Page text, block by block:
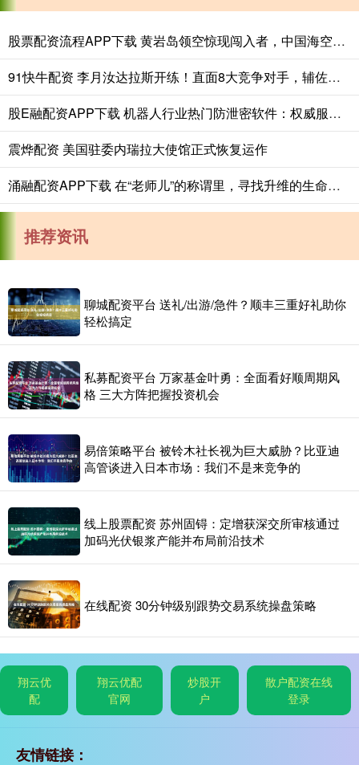
股票配资流程APP下载 黄岩岛领空惊现闯入者，中国海空兵力凌厉警告成功驱离
91快牛配资 李月汝达拉斯开练！直面8大竞争对手，辅佐两大状元冲WNBA季后赛
股E融配资APP下载 机器人行业热门防泄密软件：权威服务商怎么选
震烨配资 美国驻委内瑞拉大使馆正式恢复运作
涌融配资APP下载 在“老师儿”的称谓里，寻找升维的生命坐标
推荐资讯
聊城配资平台 送礼/出游/急件？顺丰三重好礼助你
轻松搞定
私募配资平台 万家基金叶勇：全面看好顺周期风
格 三大方阵把握投资机会
易倍策略平台 被铃木社长视为巨大威胁？比亚迪
高管谈进入日本市场：我们不是来竞争的
线上股票配资 苏州固锝：定增获深交所审核通过
加码光伏银浆产能并布局前沿技术
在线配资 30分钟级别跟势交易系统操盘策略
翔云优
配
翔云优配
官网
炒股开
户
散户配资在线
登录
友情链接：